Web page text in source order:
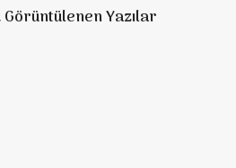
Görüntülenen Yazılar